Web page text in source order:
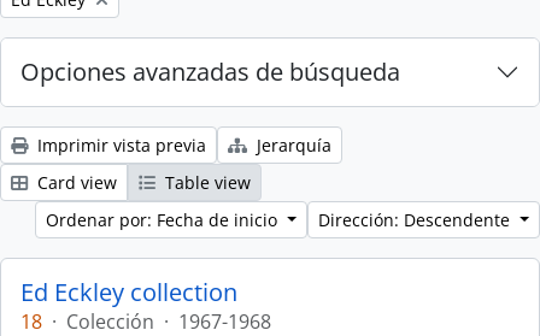
Opciones avanzadas de búsqueda
Imprimir vista previa
Jerarquía
Card view
Table view
Ordenar por: Fecha de inicio
Dirección: Descendente
Ed Eckley collection
18 · Colección · 1967-1968